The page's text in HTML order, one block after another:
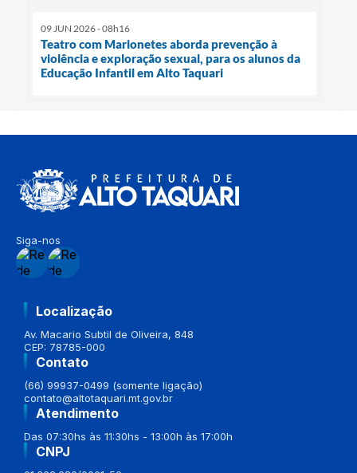
09 JUN 2026 - 08h16
Teatro com Marionetes aborda prevenção à
violência e exploração sexual, para os alunos da
Educação Infantil em Alto Taquari
Siga-nos
Localização
Av. Macario Subtil de Oliveira, 848
CEP: 78785-000
Contato
(66) 99937-0499 (somente ligação)
contato@altotaquari.mt.gov.br
Atendimento
Das 07:30hs às 11:30hs - 13:00h às 17:00h
CNPJ